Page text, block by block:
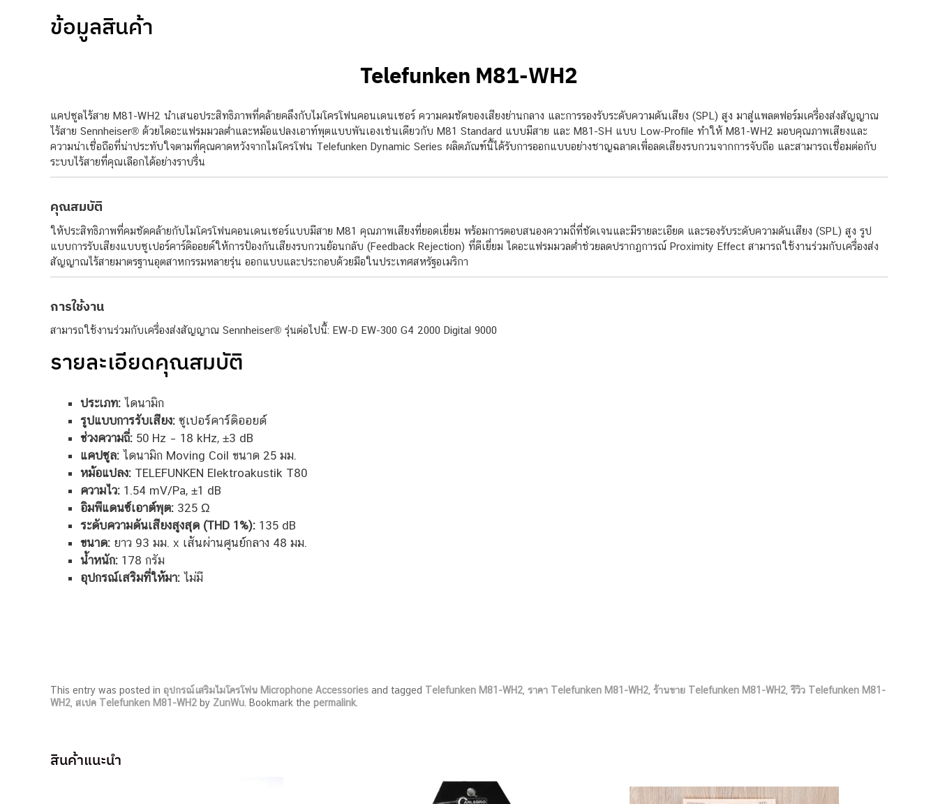
ข้อมูลสินค้า
Telefunken M81-WH2
แคปซูลไร้สาย M81-WH2 นำเสนอประสิทธิภาพที่คล้ายคลึงกับไมโครโฟนคอนเดนเซอร์ ความคมชัดของเสียงย่านกลาง และการรองรับระดับความดันเสียง (SPL) สูง มาสู่แพลตฟอร์มเครื่องส่งสัญญาณ
ไร้สาย Sennheiser® ด้วยไดอะแฟรมมวลต่ำและหม้อแปลงเอาท์พุตแบบพันเองเช่นเดียวกับ M81 Standard แบบมีสาย และ M81-SH แบบ Low-Profile ทำให้ M81-WH2 มอบคุณภาพเสียงและ
ความน่าเชื่อถือที่น่าประทับใจตามที่คุณคาดหวังจากไมโครโฟน Telefunken Dynamic Series ผลิตภัณฑ์นี้ได้รับการออกแบบอย่างชาญฉลาดเพื่อลดเสียงรบกวนจากการจับถือ และสามารถเชื่อมต่อกับ
ระบบไร้สายที่คุณเลือกได้อย่างราบรื่น
คุณสมบัติ
ให้ประสิทธิภาพที่คมชัดคล้ายกับไมโครโฟนคอนเดนเซอร์แบบมีสาย M81 คุณภาพเสียงที่ยอดเยี่ยม พร้อมการตอบสนองความถี่ที่ชัดเจนและมีรายละเอียด และรองรับระดับความดันเสียง (SPL) สูง รูป
แบบการรับเสียงแบบซูเปอร์คาร์ดิออยด์ให้การป้องกันเสียงรบกวนย้อนกลับ (Feedback Rejection) ที่ดีเยี่ยม ไดอะแฟรมมวลต่ำช่วยลดปรากฏการณ์ Proximity Effect สามารถใช้งานร่วมกับเครื่องส่ง
สัญญาณไร้สายมาตรฐานอุตสาหกรรมหลายรุ่น ออกแบบและประกอบด้วยมือในประเทศสหรัฐอเมริกา
การใช้งาน
สามารถใช้งานร่วมกับเครื่องส่งสัญญาณ Sennheiser® รุ่นต่อไปนี้: EW-D EW-300 G4 2000 Digital 9000
รายละเอียดคุณสมบัติ
ประเภท:ไดนามิก
รูปแบบการรับเสียง:ซูเปอร์คาร์ดิออยด์
ช่วงความถี่:50 Hz – 18 kHz, ±3 dB
แคปซูล:ไดนามิก Moving Coil ขนาด 25 มม.
หม้อแปลง:TELEFUNKEN Elektroakustik T80
ความไว:1.54 mV/Pa, ±1 dB
อิมพีแดนซ์เอาต์พุต:325 Ω
ระดับความดันเสียงสูงสุด (THD 1%):135 dB
ขนาด:ยาว 93 มม. x เส้นผ่านศูนย์กลาง 48 มม.
น้ำหนัก:178 กรัม
อุปกรณ์เสริมที่ให้มา:ไม่มี
This entry was posted in อุปกรณ์เสริมไมโครโฟน Microphone Accessories and tagged Telefunken M81-WH2 ราคา Telefunken M81-WH2 ร้านขาย Telefunken M81-WH2 ,รีวิว Telefunken M81-
WH2 สเปค Telefunken M81-WH2 by ZunWu . Bookmark the permalink
สินค้าแนะนำ